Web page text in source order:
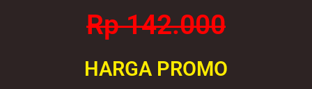
Rp 142.000
HARGA PROMO